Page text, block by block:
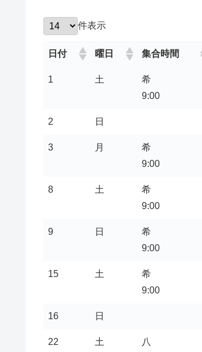
件表示
日付 曜日 集合時間
1 土
希
9:00
2 日
3 月
希
9:00
8 土
希
9:00
9 日
希
9:00
15 土
希
9:00
16 日
22 土
八